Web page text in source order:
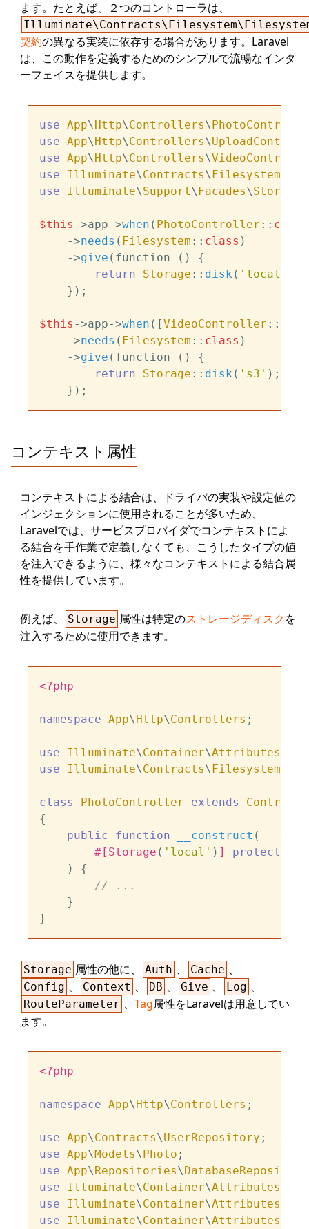
ます。たとえば、２つのコントローラは、
契約の異なる実装に依存する場合があります。Laravel
は、この動作を定義するためのシンプルで流暢なインタ
ーフェイスを提供します。
use App\Http\Controllers\
use App\Http\Controllers\
use App\Http\Controllers\
use
Illuminate\Contracts\Filesystem
use
Illuminate\Support\Facades\Storage
$this ->app->when ( PhotoController :: class
    ->
needs ( Filesystem :: class )
    ->
give (function () {
return
Storage :: disk ( 'local'
    });
$this ->app->when ([VideoController ::
    ->
needs ( Filesystem :: class )
    ->
give (function () {
return
Storage :: disk ( 's3' );
コンテキスト属性
コンテキストによる結合は、ドライバの実装や設定値の
インジェクションに使用されることが多いため、
Laravelでは、サービスプロバイダでコンテキストによ
る結合を手作業で定義しなくても、こうしたタイプの値
を注入できるように、様々なコンテキストによる結合属
性を提供しています。
例えば、 Storage 属性は特定のストレージディスクを
注入するために使用できます。
<?php
namespace App\Http\Controllers ;
use Illuminate\Container\Attributes
use
Illuminate\Contracts\Filesystem
class PhotoController extends
{
public
function __construct (
#[Storage ( 'local' ) ] protected
) {
// ...
    }
Storage 属性の他に、 Auth 、 Cache 、
Config 、 Context 、 DB 、 Give 、 Log 、
RouteParameter 、 Tag属性をLaravelは用意してい
ます。
<?php
namespace App\Http\Controllers ;
use App\Contracts\UserRepository
use App\Models\Photo
use App\Repositories\DatabaseRepository
use
Illuminate\Container\Attributes
use
Illuminate\Container\Attributes
use
Illuminate\Container\Attributes